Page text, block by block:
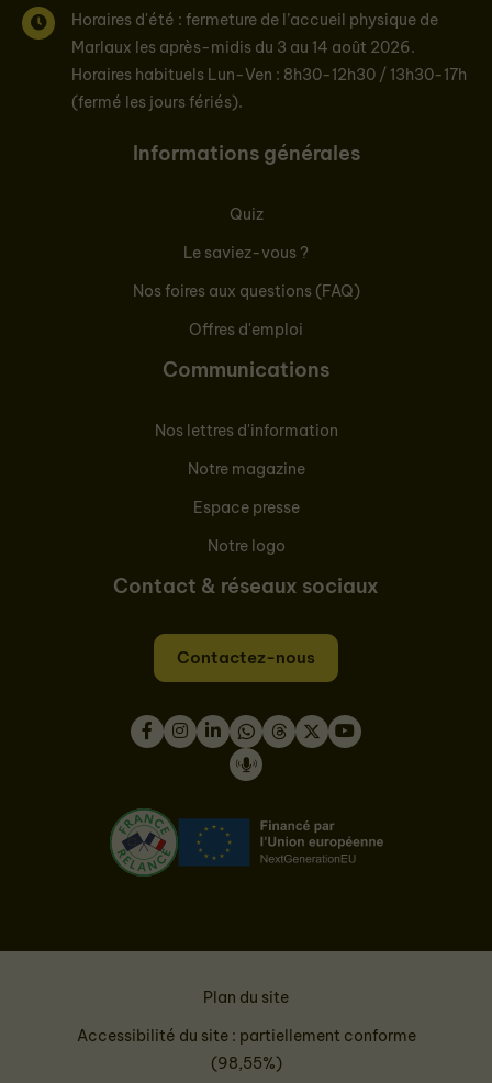
Horaires d'été : fermeture de l’accueil physique de
Marlaux les après-midis du 3 au 14 août 2026.
Horaires habituels Lun-Ven : 8h30-12h30 / 13h30-17h
(fermé les jours fériés).
Informations générales
Quiz
Le saviez-vous ?
Nos foires aux questions (FAQ)
Offres d'emploi
Communications
Nos lettres d'information
Notre magazine
Espace presse
Notre logo
Contact & réseaux sociaux
Contactez-nous
Instagram
LinkedInWhatsApp
Plan du site
Accessibilité du site : partiellement conforme
(98,55%)